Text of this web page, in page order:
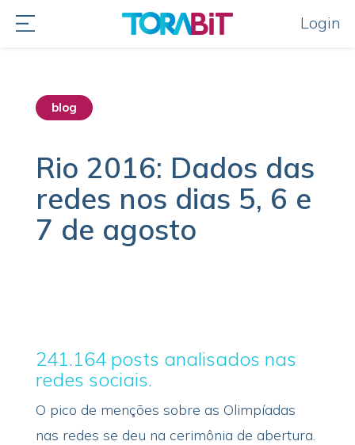
Login
blog
Rio 2016: Dados das
redes nos dias 5, 6 e
7 de agosto
241.164 posts analisados nas
redes sociais.
O pico de menções sobre as Olimpíadas
nas redes se deu na cerimônia de abertura.